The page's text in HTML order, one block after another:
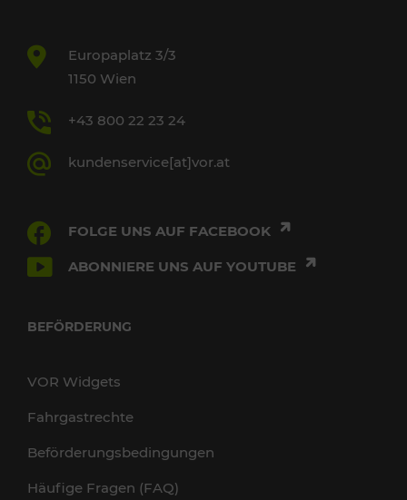
Europaplatz 3/3
1150 Wien
+43 800 22 23 24
kundenservice[at]vor.at
FOLGE UNS AUF FACEBOOK
ABONNIERE UNS AUF YOUTUBE
BEFÖRDERUNG
VOR Widgets
Fahrgastrechte
Beförderungsbedingungen
Häufige Fragen (FAQ)